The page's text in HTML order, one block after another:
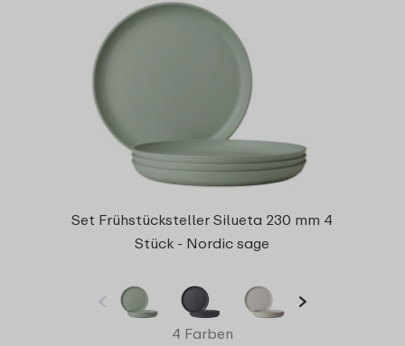
Set Frühstücksteller Silueta 230 mm 4
Stück - Nordic sage
4 Farben